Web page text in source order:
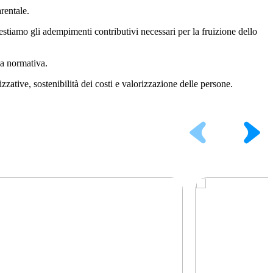
gli adempimenti contributivi necessari per la fruizione dello
normativa.
sostenibilità dei costi e valorizzazione delle persone.